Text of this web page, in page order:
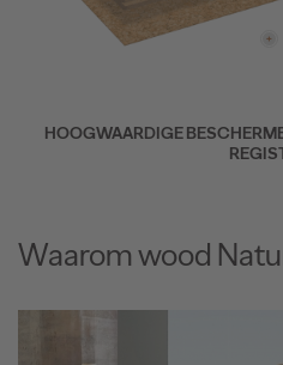
HOOGWAARDIGE
Waarom wood